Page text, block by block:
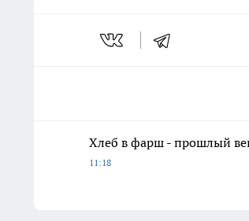
Хлеб в фарш - прошлый
11:18